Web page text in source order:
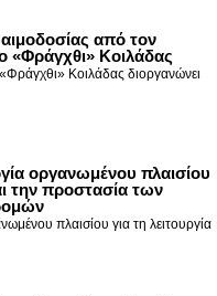
από τον
«Φράγχθι» Κοιλάδας
Κοιλάδας διοργανώνει
οργανωμένου πλαισίου
την προστασία των
πλαισίου για τη λειτουργία